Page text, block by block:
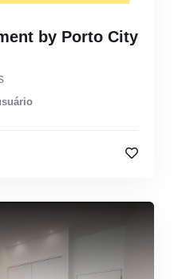
by Porto City